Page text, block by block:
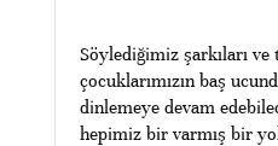
Söylediğimiz şarkıları
çocuklarımızın baş
dinlemeye devam
hepimiz bir varmış bir